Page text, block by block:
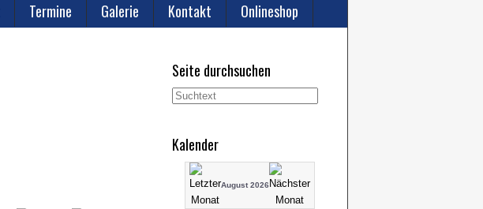
Termine Galerie Kontakt Onlineshop
Seite durchsuchen
Kalender
August 2026